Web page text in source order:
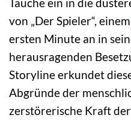
von „Der Spieler“, einem
ersten Minute an in
herausragenden
Storyline erkundet
Abgründe der
zerstörerische Kraft